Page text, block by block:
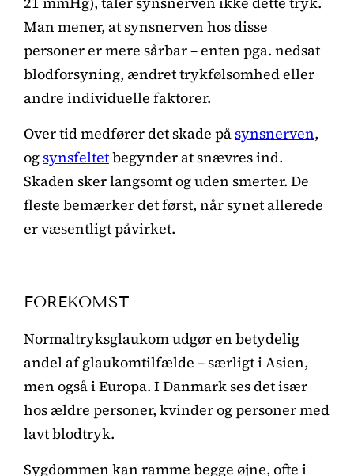
Man mener, at synsnerven hos disse
personer er mere sårbar – enten pga. nedsat
blodforsyning, ændret trykfølsomhed eller
andre individuelle faktorer.
Over tid medfører det skade påsynsnerven,
ogsynsfeltetbegynder at snævres ind.
Skaden sker langsomt og uden smerter. De
fleste bemærker det først, når synet allerede
er væsentligt påvirket.
FOREKOMST
Normaltryksglaukom udgør en betydelig
andel af glaukomtilfælde – særligt i Asien,
men også i Europa. I Danmark ses det især
hos ældre personer, kvinder og personer med
lavt blodtryk.
Sygdommen kan ramme begge øjne, ofte i